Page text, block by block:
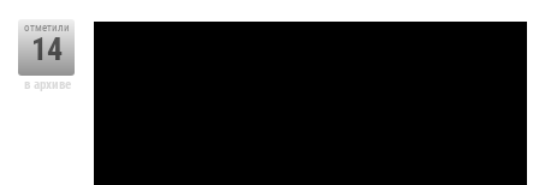
отметили
14
в архиве